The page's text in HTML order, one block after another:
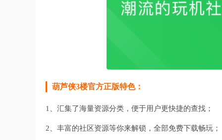
葫芦侠3楼官方正版特色：
1、汇集了海量资源分类，便于用户更快捷的查找；
2、丰富的社区资源等你来解锁，全部免费下载畅玩；